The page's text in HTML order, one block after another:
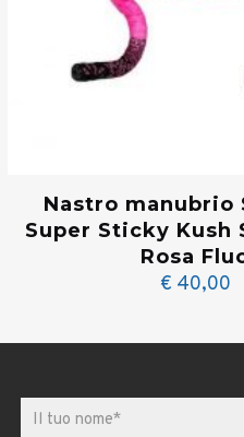
Nastro manubrio
Super Sticky Kush
Rosa
€ 40,00